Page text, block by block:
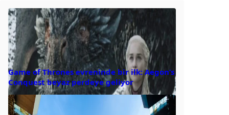
Game of Thrones evreninde bir ilk: Aegon’s
Conquest beyaz perdeye geliyor